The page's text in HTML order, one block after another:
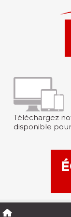
Téléchargez
disponible pour